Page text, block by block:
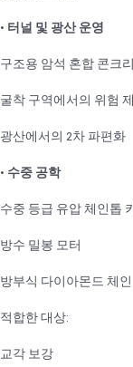
• 터널 및 광산 운영
구조용 암석 혼합 콘크
굴착 구역에서의 위험
광산에서의 2차 파편화
• 수중 공학
수중 등급 유압 체인톱
방수 밀봉 모터
방부식 다이아몬드 체인
적합한 대상:
교각 보강